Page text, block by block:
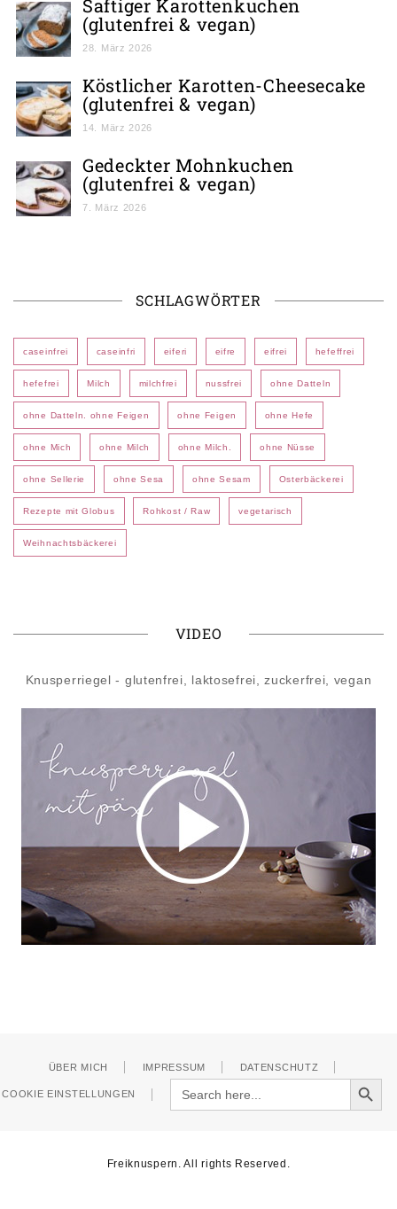
Saftiger Karottenkuchen
(glutenfrei & vegan)
28. März 2026
Köstlicher Karotten-Cheesecake
(glutenfrei & vegan)
14. März 2026
Gedeckter Mohnkuchen
(glutenfrei & vegan)
7. März 2026
SCHLAGWÖRTER
caseinfrei caseinfri eiferi eifre eifrei hefeffrei
hefefrei Milch milchfrei nussfrei ohne Datteln
ohne Datteln. ohne Feigen ohne Feigen ohne Hefe
ohne Mich ohne Milch ohne Milch. ohne Nüsse
ohne Sellerie ohne Sesa ohne Sesam Osterbäckerei
Rezepte mit Globus Rohkost / Raw vegetarisch
Weihnachtsbäckerei
VIDEO
Knusperriegel - glutenfrei, laktosefrei, zuckerfrei, vegan
ÜBER MICH IMPRESSUM DATENSCHUTZ
COOKIE EINSTELLUNGEN
Search
for:
Search Button
Freiknuspern. All rights Reserved.